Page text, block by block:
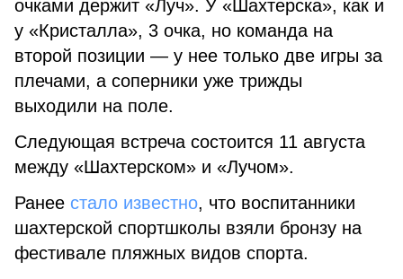
очками держит «Луч». У «Шахтерска», как и
у «Кристалла», 3 очка, но команда на
второй позиции — у нее только две игры за
плечами, а соперники уже трижды
выходили на поле.
Следующая встреча состоится 11 августа
между «Шахтерском» и «Лучом».
Ранее стало известно, что воспитанники
шахтерской спортшколы взяли бронзу на
фестивале пляжных видов спорта.